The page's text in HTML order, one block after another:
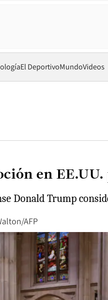
El DeportivoMundoVideos
en
Donald Trump
AFP